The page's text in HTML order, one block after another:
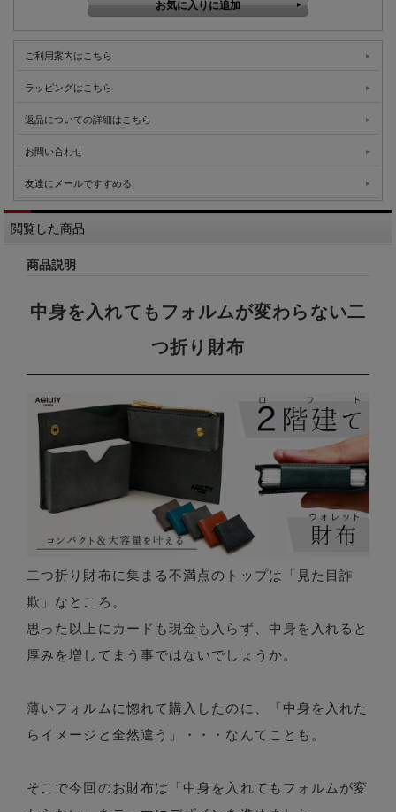
ご利用案内はこちら
ラッピングはこちら
返品についての詳細はこちら
お問い合わせ
友達にメールですすめる
閲覧した商品
商品説明
中身を入れてもフォルムが変わらない二
つ折り財布
二つ折り財布に集まる不満点のトップは「見た目詐
欺」なところ。
思った以上にカードも現金も入らず、中身を入れると
厚みを増してまう事ではないでしょうか。
薄いフォルムに惚れて購入したのに、「中身を入れた
らイメージと全然違う」・・・なんてことも。
そこで今回のお財布は「中身を入れてもフォルムが変